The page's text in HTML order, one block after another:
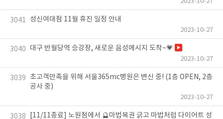
3041 성신여대점 11월 휴진 일정 안내
2023-10-27
3040 대구 반월당역 승강장, 새로운 음성메시지 도착~💗
2023-10-27
3039 초고객만족을 위해 서울365mc병원은 변신 중! (1층 OPEN, 2층
공사 중)
2023-10-27
3038
[11/11종료] 노원점에서 🔮마법복권 긁고 마법처럼 다이어트 성